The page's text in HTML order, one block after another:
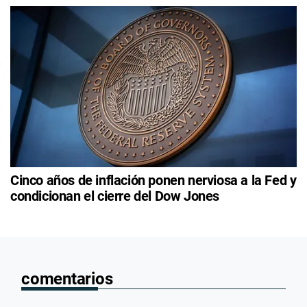
Cinco años de inflación ponen nerviosa a la Fed y
condicionan el cierre del Dow Jones
comentarios